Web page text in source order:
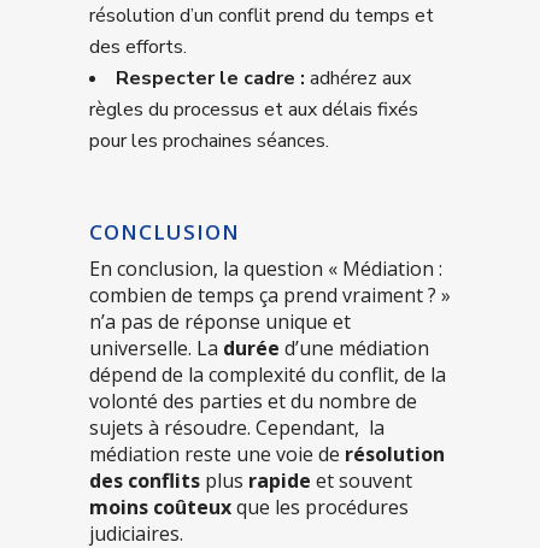
résolution d’un conflit prend du temps et
des efforts.
Respecter le cadre : adhérez aux
règles du processus et aux délais fixés
pour les prochaines séances.
CONCLUSION
En conclusion, la question « Médiation :
combien de temps ça prend vraiment ? »
n’a pas de réponse unique et
universelle. La durée d’une médiation
dépend de la complexité du conflit, de la
volonté des parties et du nombre de
sujets à résoudre. Cependant, la
médiation reste une voie de résolution
des conflits plus rapide et souvent
moins coûteuxque les procédures
judiciaires.